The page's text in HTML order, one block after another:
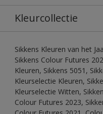
Kleurcollectie
Sikkens Kleuren van het
Sikkens Colour Futures
Kleuren, Sikkens 5051,
Kleurselectie Kleuren,
Kleurselectie Witten,
Colour Futures 2023,